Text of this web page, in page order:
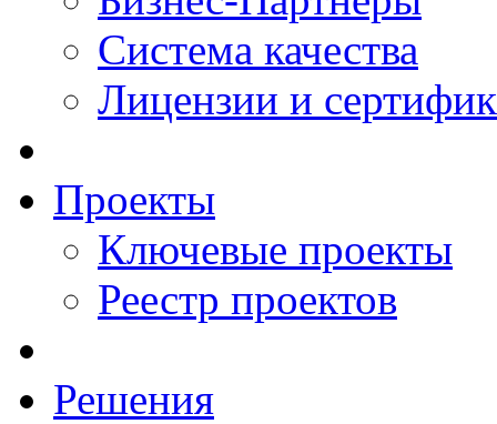
Система качества
Лицензии и
Проекты
Ключевые проекты
Реестр проектов
Решения